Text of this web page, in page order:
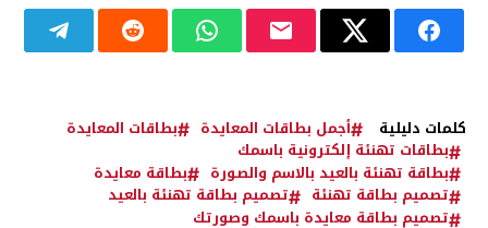
كلمات دليلية أجمل بطاقات المعايدة
بطاقات المعايدة
بطاقات تهنئة إلكترونية باسمك
بطاقة تهنئة بالعيد بالاسم والصورة
بطاقة معايدة
تصميم بطاقة تهنئة
تصميم بطاقة تهنئة بالعيد
تصميم بطاقة معايدة باسمك وصورتك